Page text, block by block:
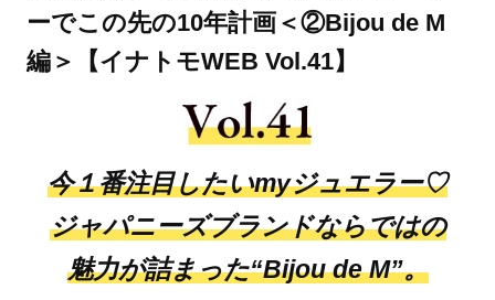
ママとパパに贈る「ジェンダーレ
ス学」
人気の40代髪型・ヘ
タログ
ーでこの先の10年計画＜②Bijou de M
編＞【イナトモWEB Vol.41】
今１番注目したいmyジュエラー♡
ジャパニーズブランドならではの
魅力が詰まった“Bijou de M”。